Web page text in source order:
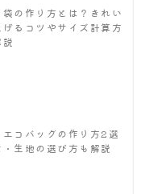
袋の作り方とは？きれい
げるコツやサイズ計算方
エコバッグの作り方2選
・生地の選び方も解説